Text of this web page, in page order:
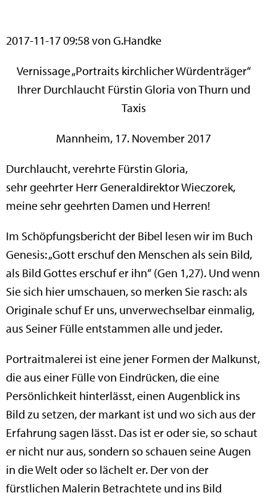
2017-11-17 09:58von G.Handke
Vernissage „Portraits kirchlicher Würdenträger“
Ihrer Durchlaucht Fürstin Gloria von Thurn und
Taxis
Mannheim, 17. November 2017
Durchlaucht, verehrte Fürstin Gloria,
sehr geehrter Herr Generaldirektor Wieczorek,
meine sehr geehrten Damen und Herren!
Im Schöpfungsbericht der Bibel lesen wir im Buch
Genesis: „Gott erschuf den Menschen als sein Bild,
als Bild Gottes erschuf er ihn“ (Gen 1,27). Und wenn
Sie sich hier umschauen, so merken Sie rasch: als
Originale schuf Er uns, unverwechselbar einmalig,
aus Seiner Fülle entstammen alle und jeder.
Portraitmalerei ist eine jener Formen der Malkunst,
die aus einer Fülle von Eindrücken, die eine
Persönlichkeit hinterlässt, einen Augenblick ins
Bild zu setzen, der markant ist und wo sich aus der
Erfahrung sagen lässt. Das ist er oder sie, so schaut
er nicht nur aus, sondern so schauen seine Augen
in die Welt oder so lächelt er. Der von der
fürstlichen Malerin Betrachtete und ins Bild